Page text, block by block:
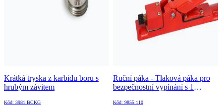
Krátká tryska z karbidu boru s
hrubým závitem
Kód: 3981.BCKG
Ruční páka - Tlaková páka pro
bezpečnostní vypínání s 1
Kód: 9855.110